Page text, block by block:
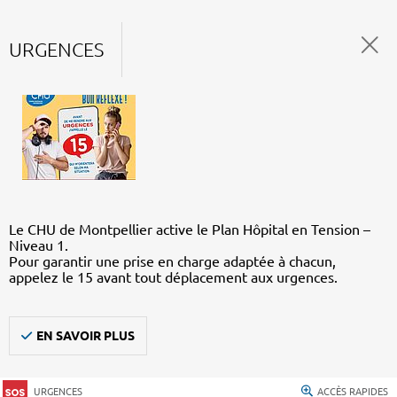
URGENCES
Le CHU de Montpellier active le Plan Hôpital en Tension –
Niveau 1.
Pour garantir une prise en charge adaptée à chacun,
appelez le 15 avant tout déplacement aux urgences.
EN SAVOIR PLUS
URGENCES ACCÈS RAPIDES